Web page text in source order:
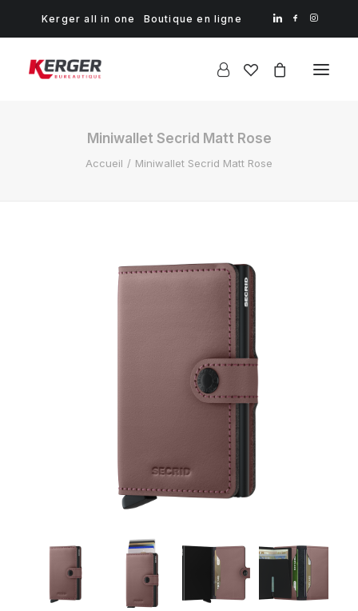
Kerger all in one Boutique en ligne
Miniwallet Secrid Matt Rose
Accueil Miniwallet Secrid Matt Rose